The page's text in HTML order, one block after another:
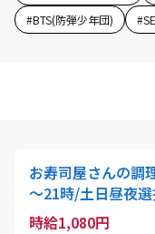
#BTS(防弾少年団) #
お寿司屋さんの調
～21時/土日昼夜
時給1,080円